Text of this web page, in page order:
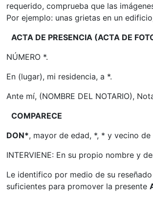
requerido, comprueba que las
Por ejemplo: unas grietas en un
ACTA DE PRESENCIA (ACTA DE
NÚMERO *.
En (lugar), mi residencia, a *.
Ante mí, (NOMBRE DEL NOTARIO),
COMPARECE
DON*, mayor de edad, *, * y vecino
INTERVIENE: En su propio nombre y
Le identifico por medio de su
suficientes para promover la presente